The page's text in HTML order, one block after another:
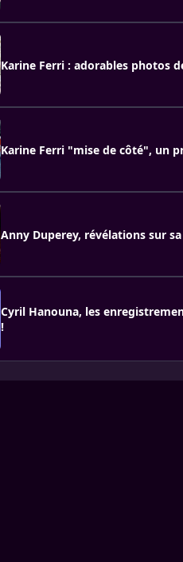
Karine Ferri : adorables photos
Karine Ferri "mise de côté", un
Anny Duperey, révélations sur
Cyril Hanouna, les
!